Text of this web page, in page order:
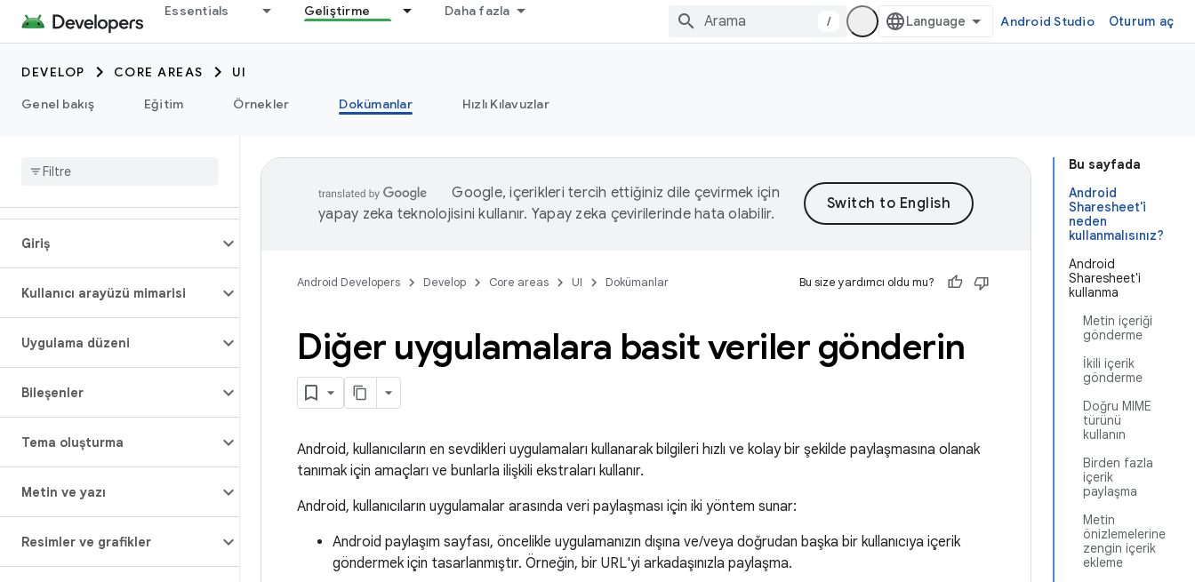
Essentials Geliştirme Daha fazla
/ Android Studio Oturum aç
DEVELOP CORE AREAS
UI
Genel bakış
Eğitim Örnekler Dokümanlar Hızlı Kılavuzlar
Giriş
Kullanıcı arayüzü mimarisi
Uygulama düzeni
Bileşenler
Tema oluşturma
Metin ve yazı
Resimler ve grafikler
Bu sayfada
Android
Sharesheet'i
neden
kullanmalısınız?
Android
Sharesheet'i
kullanma
Metin içeriği
gönderme
İkili içerik
gönderme
Doğru MIME
türünü
kullanın
Birden fazla
içerik
paylaşma
Metin
önizlemelerine
zengin içerik
ekleme
Google, içerikleri tercih ettiğiniz dile çevirmek için
yapay zeka teknolojisini kullanır. Yapay zeka çevirilerinde hata olabilir.
Android Developers Develop Core areas UI Dokümanlar Bu size yardımcı oldu mu?
Diğer uygulamalara basit veriler gönderin
Android, kullanıcıların en sevdikleri uygulamaları kullanarak bilgileri hızlı ve kolay bir şekilde paylaşmasına olanak
tanımak için amaçları ve bunlarla ilişkili ekstraları kullanır.
Android, kullanıcıların uygulamalar arasında veri paylaşması için iki yöntem sunar:
Android paylaşım sayfası, öncelikle uygulamanızın dışına ve/veya doğrudan başka bir kullanıcıya içerik
göndermek için tasarlanmıştır. Örneğin, bir URL'yi arkadaşınızla paylaşma.